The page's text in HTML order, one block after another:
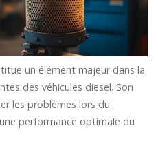
un élément majeur dans la
des véhicules diesel. Son
les problèmes lors du
performance optimale du